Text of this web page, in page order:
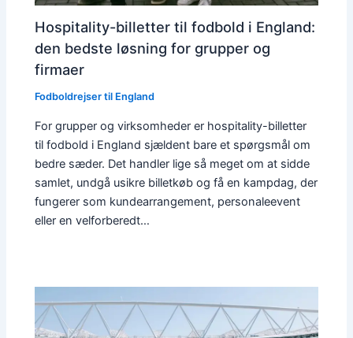
Hospitality-billetter til fodbold i England:
den bedste løsning for grupper og
firmaer
Fodboldrejser til England
For grupper og virksomheder er hospitality-billetter
til fodbold i England sjældent bare et spørgsmål om
bedre sæder. Det handler lige så meget om at sidde
samlet, undgå usikre billetkøb og få en kampdag, der
fungerer som kundearrangement, personaleevent
eller en velforberedt…